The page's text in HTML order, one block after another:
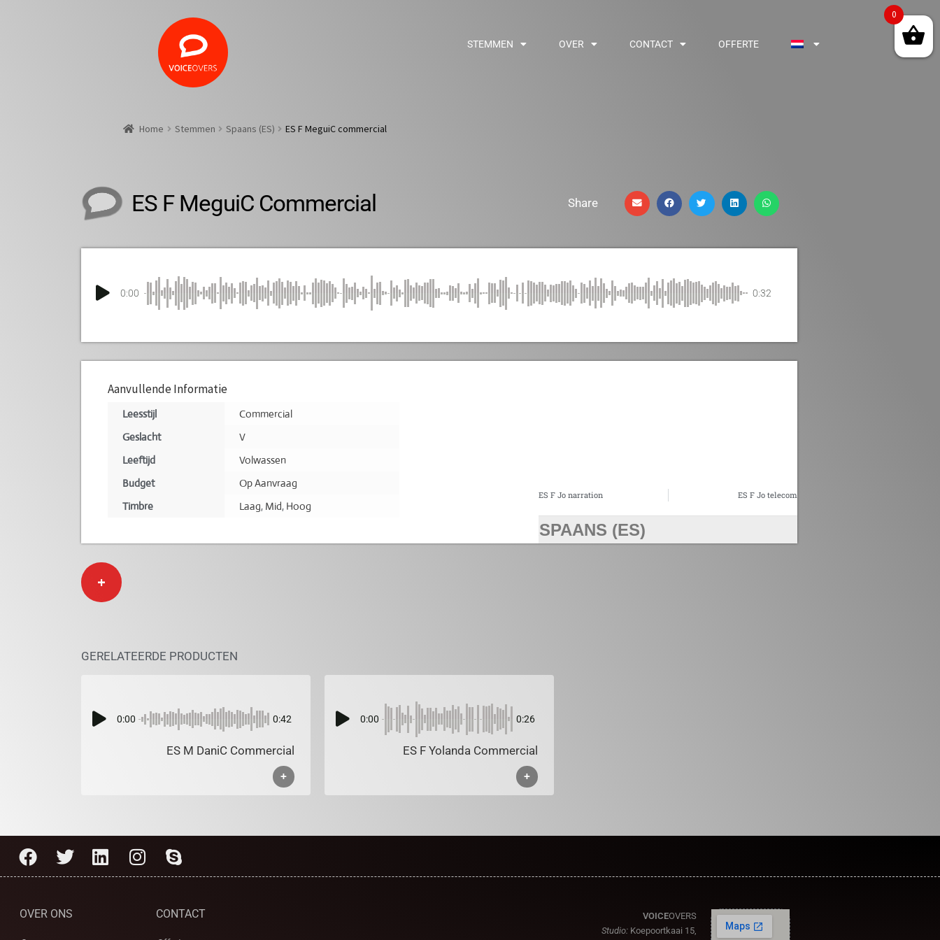
STEMMEN OVER CONTACT OFFERTE
Home Stemmen Spaans (ES) ES F MeguiC commercial
ES F MeguiC Commercial Share
0:00 0:32
Aanvullende Informatie
Leesstijl
Commercial
Geslacht
V
Leeftijd
Volwassen
Budget
Op Aanvraag
Timbre
Laag, Mid, Hoog
ES F Jo narration ES F Jo telecom
SPAANS (ES)
+
GERELATEERDE PRODUCTEN
0:00 0:42
ES M DaniC Commercial
+
0:00 0:26
ES F Yolanda Commercial
+
OVER ONS CONTACT VOICEOVERS
Studio:Koepoortkaai 15,
0